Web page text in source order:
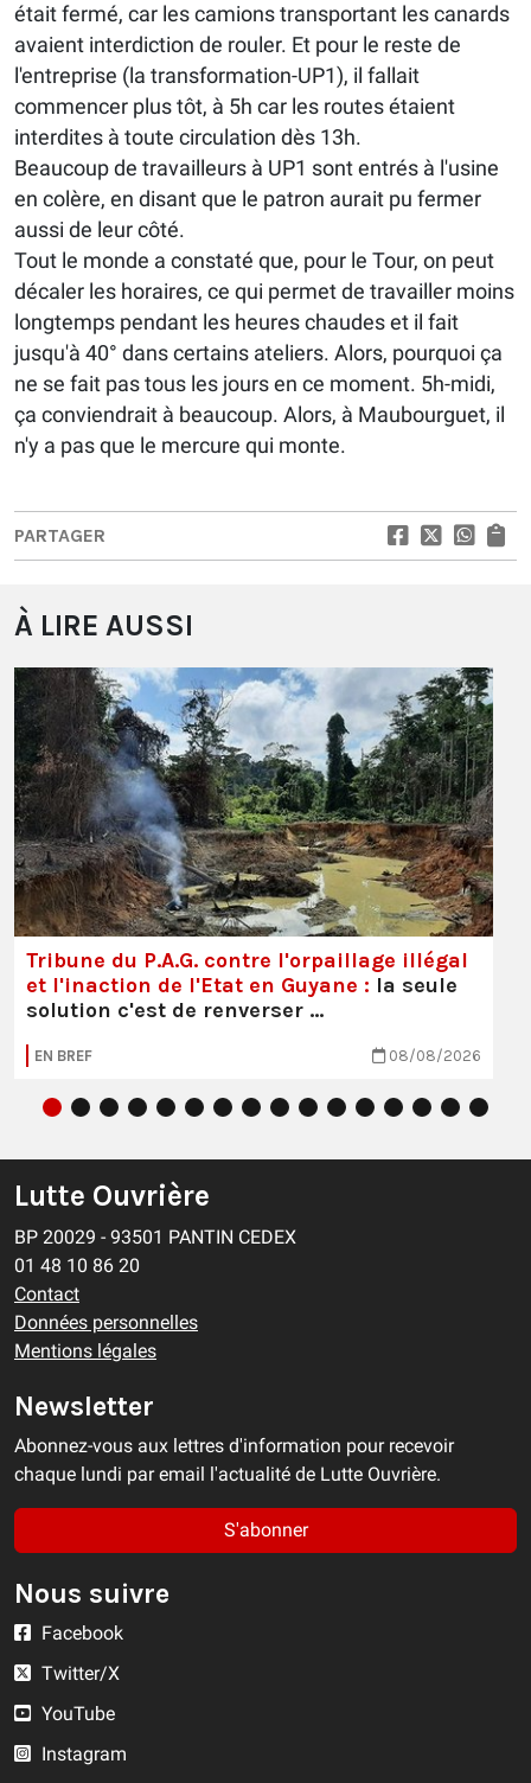
était fermé, car les camions transportant les canards
avaient interdiction de rouler. Et pour le reste de
l'entreprise (la transformation-UP1), il fallait
commencer plus tôt, à 5h car les routes étaient
interdites à toute circulation dès 13h.
Beaucoup de travailleurs à UP1 sont entrés à l'usine
en colère, en disant que le patron aurait pu fermer
aussi de leur côté.
Tout le monde a constaté que, pour le Tour, on peut
décaler les horaires, ce qui permet de travailler moins
longtemps pendant les heures chaudes et il fait
jusqu'à 40° dans certains ateliers. Alors, pourquoi ça
ne se fait pas tous les jours en ce moment. 5h-midi,
ça conviendrait à beaucoup. Alors, à Maubourguet, il
n'y a pas que le mercure qui monte.
PARTAGER
À LIRE AUSSI
Tribune du P.A.G. contre l'orpaillage illégal
et l'inaction de l'Etat en Guyane : la seule
solution c'est de renverser …
EN BREF 08/08/2026
Lutte Ouvrière
BP 20029 - 93501 PANTIN CEDEX
01 48 10 86 20
Contact
Données personnelles
Mentions légales
Newsletter
Abonnez-vous aux lettres d'information pour recevoir
chaque lundi par email l'actualité de Lutte Ouvrière.
S'abonner
Nous suivre
Facebook
Twitter/X
YouTube
Instagram